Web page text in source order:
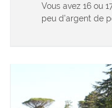
Vous avez 16 ou
peu d’argent de